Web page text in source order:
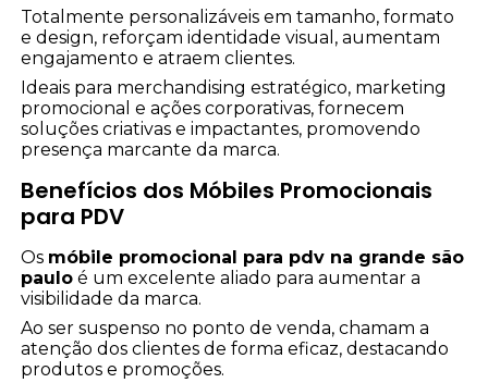
Totalmente personalizáveis em tamanho, formato
e design, reforçam identidade visual, aumentam
engajamento e atraem clientes.
Ideais para merchandising estratégico, marketing
promocional e ações corporativas, fornecem
soluções criativas e impactantes, promovendo
presença marcante da marca.
Benefícios dos Móbiles Promocionais
para PDV
Os móbile promocional para pdv na grande são
paulo é um excelente aliado para aumentar a
visibilidade da marca.
Ao ser suspenso no ponto de venda, chamam a
atenção dos clientes de forma eficaz, destacando
produtos e promoções.